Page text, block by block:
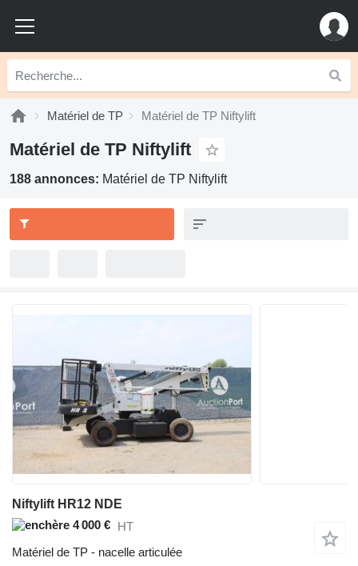
Matériel de TP Matériel de TP Niftylift
Matériel de TP Niftylift
188 annonces: Matériel de TP Niftylift
Niftylift HR12 NDE
4 000 € HT
Matériel de TP - nacelle articulée